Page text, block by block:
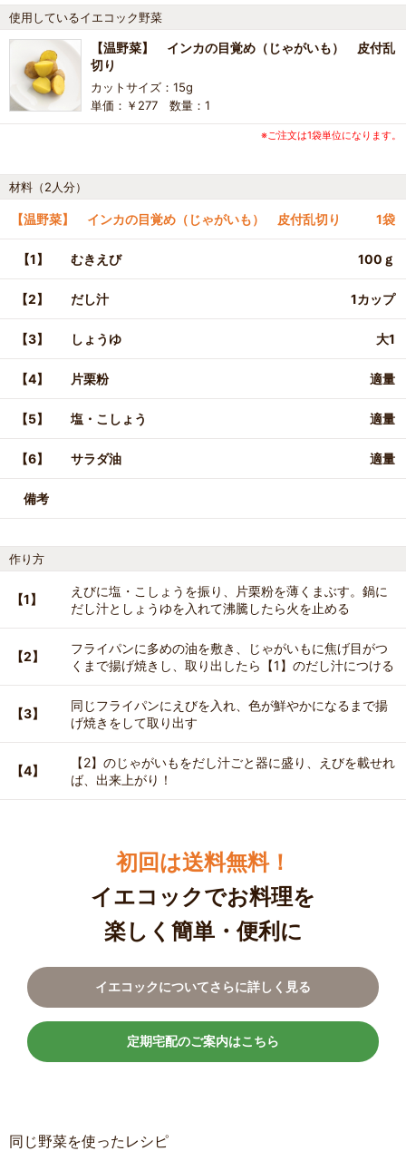
使用しているイエコック野菜
【温野菜】 インカの目覚め（じゃがいも） 皮付乱
切り
カットサイズ：15g
単価：￥277 数量：1
※ご注文は1袋単位になります。
材料（2人分）
【温野菜】 インカの目覚め（じゃがいも） 皮付乱切り 1袋
【1】 むきえび 100ｇ
【2】 だし汁 1カップ
【3】 しょうゆ 大1
【4】 片栗粉 適量
【5】 塩・こしょう 適量
【6】 サラダ油 適量
備考
作り方
【1】
えびに塩・こしょうを振り、片栗粉を薄くまぶす。鍋に
だし汁としょうゆを入れて沸騰したら火を止める
【2】
フライパンに多めの油を敷き、じゃがいもに焦げ目がつ
くまで揚げ焼きし、取り出したら【1】のだし汁につける
【3】
同じフライパンにえびを入れ、色が鮮やかになるまで揚
げ焼きをして取り出す
【4】
【2】のじゃがいもをだし汁ごと器に盛り、えびを載せれ
ば、出来上がり！
初回は送料無料！
イエコックでお料理を
楽しく簡単・便利に
イエコックについてさらに詳しく見る
定期宅配のご案内はこちら
同じ野菜を使ったレシピ